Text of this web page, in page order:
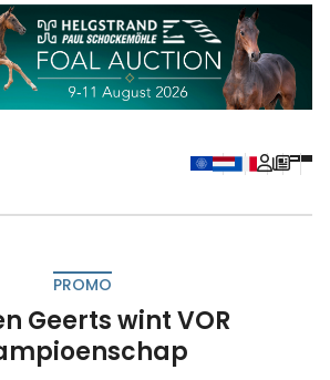
PROMO
Geerts wint VOR